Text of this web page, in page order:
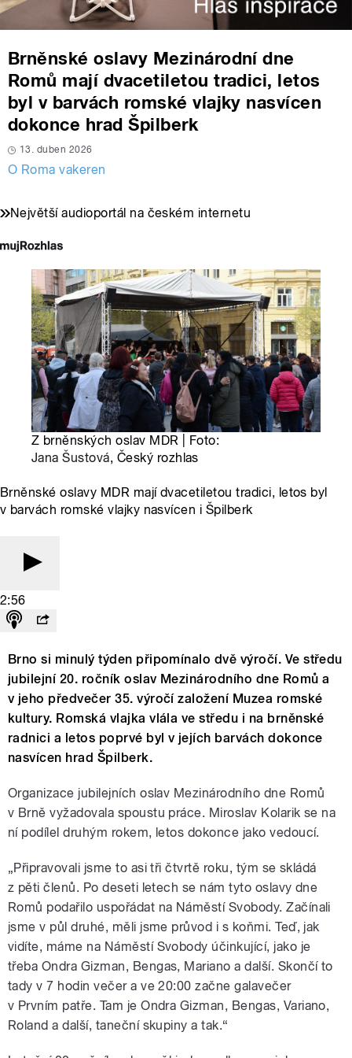
Brněnské oslavy Mezinárodní dne
Romů mají dvacetiletou tradici, letos
byl v barvách romské vlajky nasvícen
dokonce hrad Špilberk
13. duben 2026
O Roma vakeren
Největší audioportál na českém internetu
Z brněnských oslav MDR | Foto:
Jana Šustová, Český rozhlas
Brněnské oslavy MDR mají dvacetiletou tradici, letos byl
v barvách romské vlajky nasvícen i Špilberk
2:56
Brno si minulý týden připomínalo dvě výročí. Ve středu
jubilejní 20. ročník oslav Mezinárodního dne Romů a
v jeho předvečer 35. výročí založení Muzea romské
kultury. Romská vlajka vlála ve středu i na brněnské
radnici a letos poprvé byl v jejích barvách dokonce
nasvícen hrad Špilberk.
Organizace jubilejních oslav Mezinárodního dne Romů
v Brně vyžadovala spoustu práce. Miroslav Kolarik se na
ní podílel druhým rokem, letos dokonce jako vedoucí.
„Připravovali jsme to asi tři čtvrtě roku, tým se skládá
z pěti členů. Po deseti letech se nám tyto oslavy dne
Romů podařilo uspořádat na Náměstí Svobody. Začínali
jsme v půl druhé, měli jsme průvod i s koňmi. Teď, jak
vidíte, máme na Náměstí Svobody účinkující, jako je
třeba Ondra Gizman, Bengas, Mariano a další. Skončí to
tady v 7 hodin večer a ve 20:00 začne galavečer
v Prvním patře. Tam je Ondra Gizman, Bengas, Variano,
Roland a další, taneční skupiny a tak.“